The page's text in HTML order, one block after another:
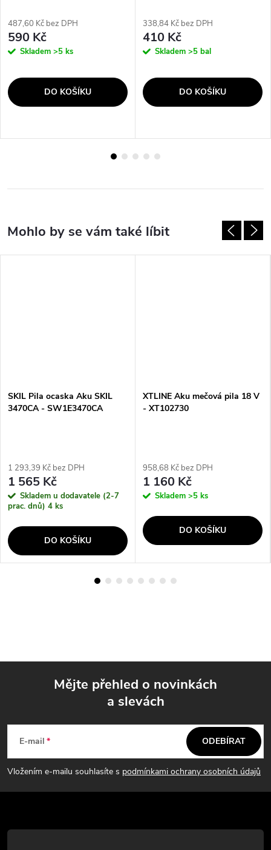
487,60 Kč bez DPH
590 Kč
Skladem >5 ks
DO KOŠÍKU
338,84 Kč bez DPH
410 Kč
Skladem >5 bal
DO KOŠÍKU
SKIL Pila ocaska Aku SKIL
3470CA - SW1E3470CA
1 293,39 Kč bez DPH
1 565 Kč
Skladem u dodavatele (2-7
prac. dnů) 4 ks
DO KOŠÍKU
XTLINE Aku mečová pila 18 V
- XT102730
958,68 Kč bez DPH
1 160 Kč
Skladem >5 ks
DO KOŠÍKU
p
a
t
Mějte přehled o novinkách
a slevách
E-mail
Vložením e-mailu souhlasíte s podmínkami ochrany osobních údajů
ODEBÍRAT